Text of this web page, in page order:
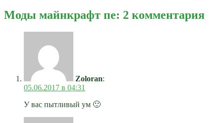
Моды майнкрафт пе: 2 комментария
Zoloran:
05.06.2017 в 04:31
У вас пытливый ум 🙂